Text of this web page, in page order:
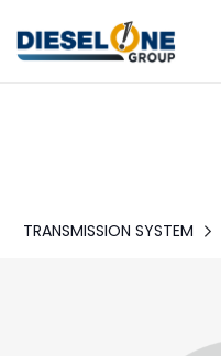
TRANSMISSION SYSTEM